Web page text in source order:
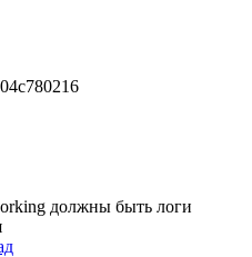
должны быть логи